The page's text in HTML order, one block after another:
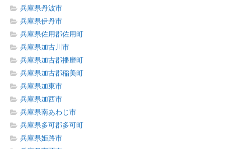
兵庫県丹波市
兵庫県伊丹市
兵庫県佐用郡佐用町
兵庫県加古川市
兵庫県加古郡播磨町
兵庫県加古郡稲美町
兵庫県加東市
兵庫県加西市
兵庫県南あわじ市
兵庫県多可郡多可町
兵庫県姫路市